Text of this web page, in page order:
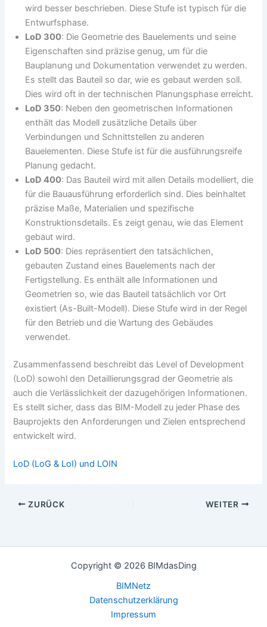
wird besser beschrieben. Diese Stufe ist typisch für die
Entwurfsphase.
LoD 300: Die Geometrie des Bauelements und seine
Eigenschaften sind präzise genug, um für die
Bauplanung und Dokumentation verwendet zu werden.
Es stellt das Bauteil so dar, wie es gebaut werden soll.
Dies wird oft in der technischen Planungsphase erreicht.
LoD 350: Neben den geometrischen Informationen
enthält das Modell zusätzliche Details über
Verbindungen und Schnittstellen zu anderen
Bauelementen. Diese Stufe ist für die ausführungsreife
Planung gedacht.
LoD 400: Das Bauteil wird mit allen Details modelliert, die
für die Bauausführung erforderlich sind. Dies beinhaltet
präzise Maße, Materialien und spezifische
Konstruktionsdetails. Es zeigt genau, wie das Element
gebaut wird.
LoD 500: Dies repräsentiert den tatsächlichen,
gebauten Zustand eines Bauelements nach der
Fertigstellung. Es enthält alle Informationen und
Geometrien so, wie das Bauteil tatsächlich vor Ort
existiert (As-Built-Modell). Diese Stufe wird in der Regel
für den Betrieb und die Wartung des Gebäudes
verwendet.
Zusammenfassend beschreibt das Level of Development
(LoD) sowohl den Detaillierungsgrad der Geometrie als
auch die Verlässlichkeit der dazugehörigen Informationen.
Es stellt sicher, dass das BIM-Modell zu jeder Phase des
Bauprojekts den Anforderungen und Zielen entsprechend
entwickelt wird.
LoD (LoG & LoI) und LOIN
ZURÜCK WEITER
Copyright © 2026 BIMdasDing
BIMNetz
Datenschutzerklärung
Impressum